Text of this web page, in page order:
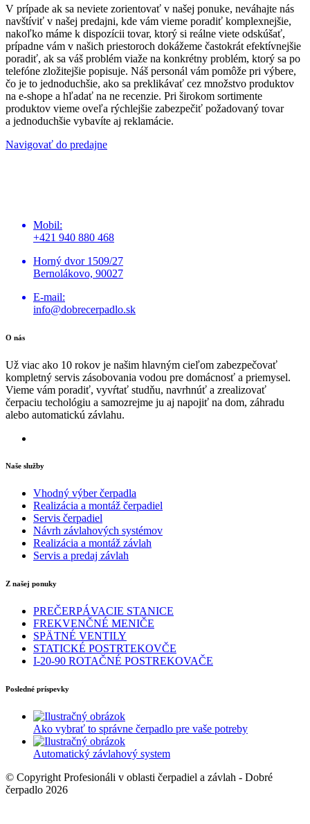
V prípade ak sa neviete zorientovať v našej ponuke, neváhajte nás
navštíviť v našej predajni, kde vám vieme poradiť komplexnejšie,
nakoľko máme k dispozícii tovar, ktorý si reálne viete odskúšať,
prípadne vám v našich priestoroch dokážeme častokrát efektívnejšie
poradiť, ak sa váš problém viaže na konkrétny problém, ktorý sa po
telefóne zložitejšie popisuje. Náš personál vám pomôže pri výbere,
čo je to jednoduchšie, ako sa preklikávať cez množstvo produktov
na e-shope a hľadať na ne recenzie. Pri širokom sortimente
produktov vieme oveľa rýchlejšie zabezpečiť požadovaný tovar
a jednoduchšie vybavíte aj reklamácie.
Navigovať do predajne
Mobil:
+421 940 880 468
Horný dvor 1509/27
Bernolákovo, 90027
E-mail:
info@dobrecerpadlo.sk
O nás
Už viac ako 10 rokov je našim hlavným cieľom zabezpečovať
kompletný servis zásobovania vodou pre domácnosť a priemysel.
Vieme vám poradiť, vyvŕtať studňu, navrhnúť a zrealizovať
čerpaciu techológiu a samozrejme ju aj napojiť na dom, záhradu
alebo automatickú závlahu.
Naše služby
Vhodný výber čerpadla
Realizácia a montáž čerpadiel
Servis čerpadiel
Návrh závlahových systémov
Realizácia a montáž závlah
Servis a predaj závlah
Z našej ponuky
PREČERPÁVACIE STANICE
FREKVENČNÉ MENIČE
SPÄTNÉ VENTILY
STATICKÉ POSTRTEKOVČE
I-20-90 ROTAČNÉ POSTREKOVAČE
Posledné príspevky
Ako vybrať to správne čerpadlo pre vaše potreby
Automatický závlahový system
© Copyright Profesionáli v oblasti čerpadiel a závlah - Dobré
čerpadlo 2026